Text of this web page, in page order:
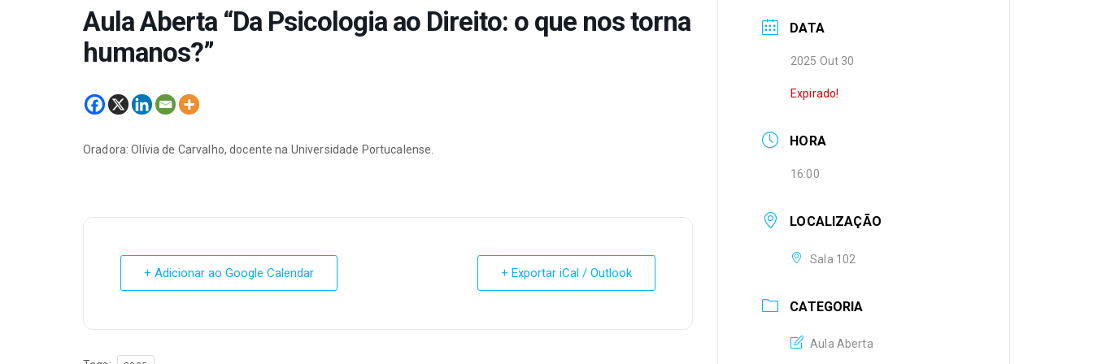
Aula Aberta “Da Psicologia ao Direito: o que nos torna
humanos?”
Oradora: Olívia de Carvalho, docente na Universidade Portucalense.
+ Adicionar ao Google Calendar + Exportar iCal / Outlook
DATA
2025 Out 30
Expirado!
HORA
16:00
LOCALIZAÇÃO
Sala 102
CATEGORIA
Aula Aberta